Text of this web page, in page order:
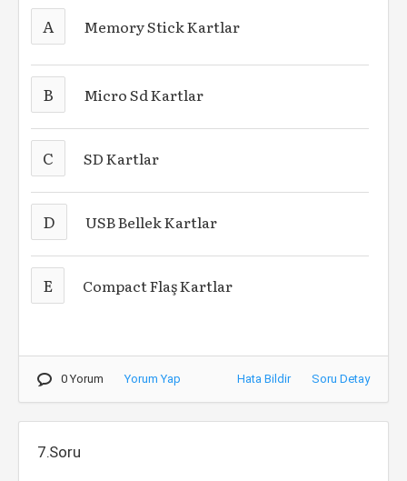
A Memory Stick Kartlar
B Micro Sd Kartlar
C SD Kartlar
D USB Bellek Kartlar
E Compact Flaş Kartlar
0 Yorum Yorum Yap Hata Bildir Soru Detay
7.Soru